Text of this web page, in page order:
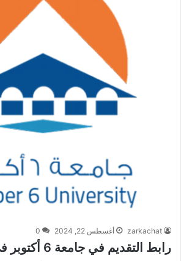
zarkachat أغسطس 22, 2024 0
رابط التقديم في جامعة 6 أكتوبر في مصر